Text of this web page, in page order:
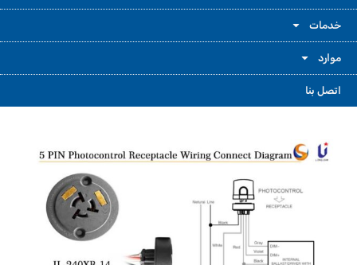
خدمات
موارد
اتصل بنا
اليوم الأول.